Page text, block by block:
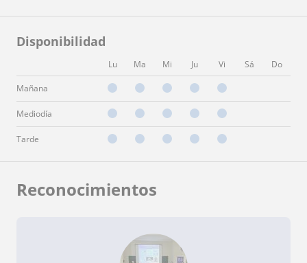
Disponibilidad
Lu Ma Mi Ju Vi Sá Do
Mañana
Mediodía
Tarde
Reconocimientos